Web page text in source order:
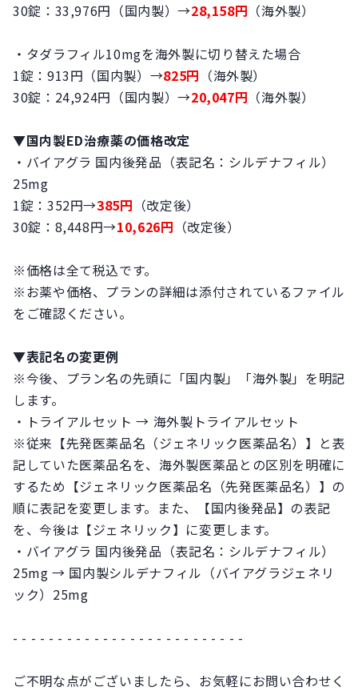
30錠：33,976円（国内製）→28,158円 （海外製）
・タダラフィル10mgを海外製に切り替えた場合
1錠：913円（国内製）→825円 （海外製）
30錠：24,924円（国内製）→20,047円 （海外製）
▼国内製ED治療薬の価格改定
・バイアグラ 国内後発品（表記名：シルデナフィル）
25mg
1錠：352円→385円 （改定後）
30錠：8,448円→10,626円 （改定後）
※価格は全て税込です。
※お薬や価格、プランの詳細は添付されているファイル
をご確認ください。
▼表記名の変更例
※今後、プラン名の先頭に「国内製」「海外製」を明記
します。
・トライアルセット → 海外製トライアルセット
※従来【先発医薬品名（ジェネリック医薬品名）】と表
記していた医薬品名を、海外製医薬品との区別を明確に
するため【ジェネリック医薬品名（先発医薬品名）】の
順に表記を変更します。また、【国内後発品】の表記
を、今後は【ジェネリック】に変更します。
・バイアグラ 国内後発品（表記名：シルデナフィル）
25mg → 国内製シルデナフィル（バイアグラジェネリ
ック）25mg
- - - - - - - - - - - - - - - - - - - - - - - - - -
ご不明な点がございましたら、お気軽にお問い合わせく